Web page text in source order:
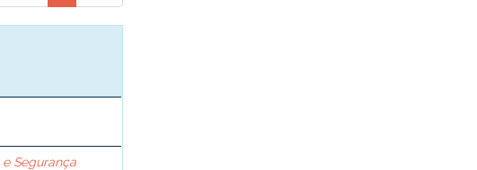
Segurança